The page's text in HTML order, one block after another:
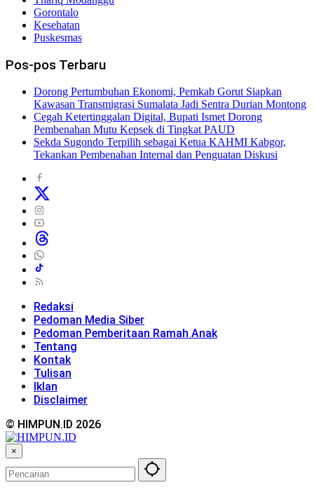
Gorontalo
Kesehatan
Puskesmas
Pos-pos Terbaru
Dorong Pertumbuhan Ekonomi, Pemkab Gorut Siapkan
Kawasan Transmigrasi Sumalata Jadi Sentra Durian Montong
Cegah Ketertinggalan Digital, Bupati Ismet Dorong
Pembenahan Mutu Kepsek di Tingkat PAUD
Sekda Sugondo Terpilih sebagai Ketua KAHMI Kabgor,
Tekankan Pembenahan Internal dan Penguatan Diskusi
Redaksi
Pedoman Media Siber
Pedoman Pemberitaan Ramah Anak
Tentang
Kontak
Tulisan
Iklan
Disclaimer
© HIMPUN.ID 2026
×